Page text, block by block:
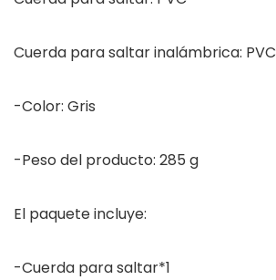
Cuerda para saltar inalámbrica: PVC
-Color: Gris
-Peso del producto: 285 g
El paquete incluye:
-Cuerda para saltar*1